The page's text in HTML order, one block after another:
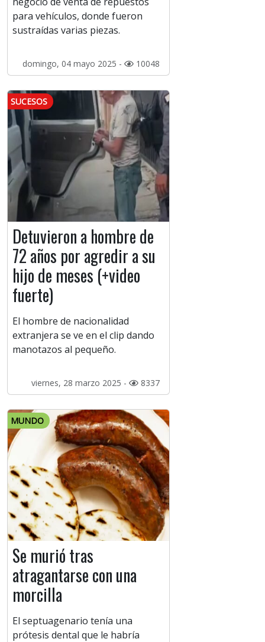
para vehículos, donde fueron
sustraídas varias piezas.
domingo, 04 mayo 2025 - 10048
SUCESOS
Detuvieron a hombre de
72 años por agredir a su
hijo de meses (+video
fuerte)
El hombre de nacionalidad
extranjera se ve en el clip dando
manotazos al pequeño.
viernes, 28 marzo 2025 - 8337
MUNDO
Se murió tras
atragantarse con una
morcilla
El septuagenario tenía una
prótesis dental que le habría